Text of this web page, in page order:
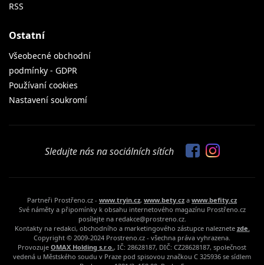
RSS
Ostatní
Všeobecné obchodní
podmínky - GDPR
Používaní cookies
Nastavení soukromí
Sledujte nás na sociálních sítích
Partneři Prostřeno.cz - www.tryin.cz, www.bety.cz a www.befity.cz
Své náměty a připomínky k obsahu internetového magazínu Prostřeno.cz
posílejte na redakce@prostreno.cz.
Kontakty na redakci, obchodního a marketingového zástupce naleznete zde.
Copyright © 2009-2024 Prostreno.cz - všechna práva vyhrazena.
Provozuje OMAX Holding s.r.o., IČ: 28628187, DIČ: CZ28628187, společnost
vedená u Městského soudu v Praze pod spisovou značkou C 325936 se sídlem